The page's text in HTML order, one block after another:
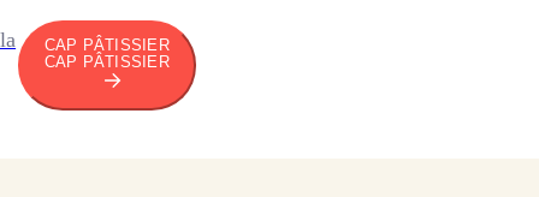
CAP PÂTISSIER
CAP PÂTISSIER